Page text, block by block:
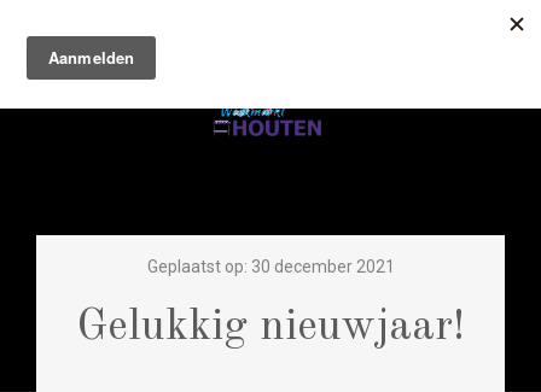
Geplaatst op: 30 december 2021
Gelukkig nieuwjaar!